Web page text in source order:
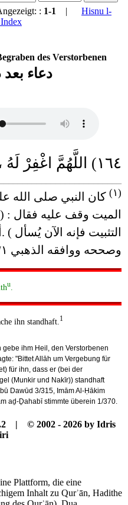
: 1-1 | Hisnu l-
des Verstorbenen
دعاء
١٦٤) اللَّهُمَّ اغْفِرْ لَهُ ، اللَّهُمَّ ثَبِّتْهُ .
(١)
كان النبي صلى الله
الميت وقف عليه فقال : (
وصححه ووافقه الذهبي ١/ ٣٧٠
u.
ihn standhaft. 1
ihm Heil, den Verstorbenen
"Bittet Allāh um Vergebung für
für ihn, dass er (bei der
(Munkir und Nakīr)) standhaft
Dawūd 3/315, Imām Al-Ḥākim
aḏ-Ḏahabī stimmte überein 1/370.
| © 2002 - 2026 by Idris
Plattform, die eine
Inhalt zu Qurʾān, Hadithe